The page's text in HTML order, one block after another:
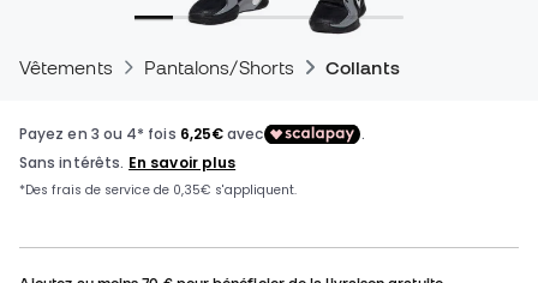
Vêtements Pantalons/Shorts Collants